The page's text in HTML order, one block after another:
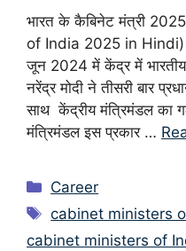
भारत के कैबिनेट मंत्री
of India 2025 in Hindi)
जून 2024 में केंद्र में भारतीय
नरेंद्र मोदी ने तीसरी बार
साथ केंद्रीय मंत्रिमंडल का
मंत्रिमंडल इस प्रकार …
Categories
Career
Tags
cabinet ministers
cabinet ministers of